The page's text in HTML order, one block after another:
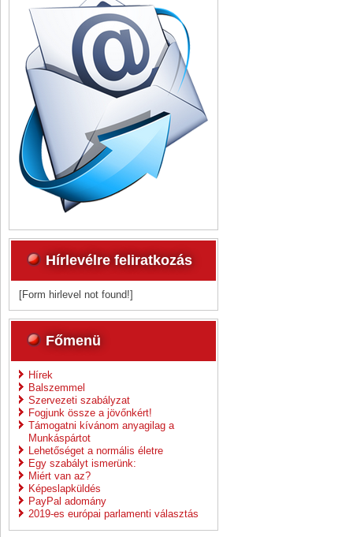
Hírlevélre feliratkozás
[Form hirlevel not found!]
Főmenü
Hírek
Balszemmel
Szervezeti szabályzat
Fogjunk össze a jövőnkért!
Támogatni kívánom anyagilag a
Munkáspártot
Lehetőséget a normális életre
Egy szabályt ismerünk:
Miért van az?
Képeslapküldés
PayPal adomány
2019-es európai parlamenti választás